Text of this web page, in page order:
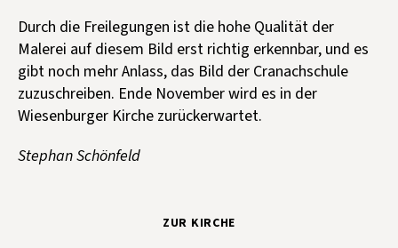
Durch die Freilegungen ist die hohe Qualität der
Malerei auf diesem Bild erst richtig erkennbar, und es
gibt noch mehr Anlass, das Bild der Cranachschule
zuzuschreiben. Ende November wird es in der
Wiesenburger Kirche zurückerwartet.
Stephan Schönfeld
ZUR KIRCHE